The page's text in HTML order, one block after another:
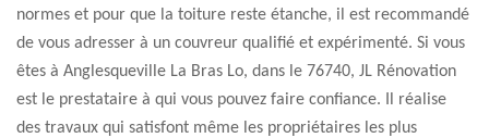
normes et pour que la toiture reste étanche, il est recommandé
de vous adresser à un couvreur qualifié et expérimenté. Si vous
êtes à Anglesqueville La Bras Lo, dans le 76740, JL Rénovation
est le prestataire à qui vous pouvez faire confiance. Il réalise
des travaux qui satisfont même les propriétaires les plus